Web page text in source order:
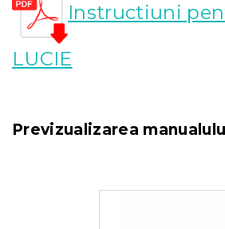
Instructiuni
LUCIE
Previzualizarea